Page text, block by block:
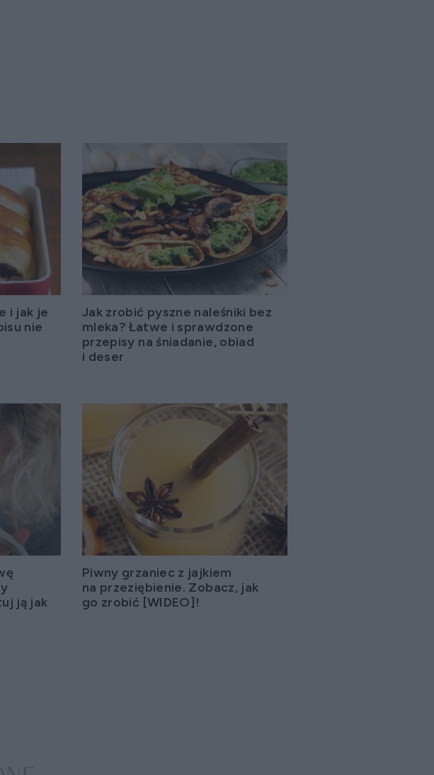
i jak je
nie
Jak zrobić pyszne naleśniki bez
mleka? Łatwe i sprawdzone
przepisy na śniadanie, obiad
i deser
ją jak
Piwny grzaniec z jajkiem
na przeziębienie. Zobacz, jak
go zrobić [WIDEO]!